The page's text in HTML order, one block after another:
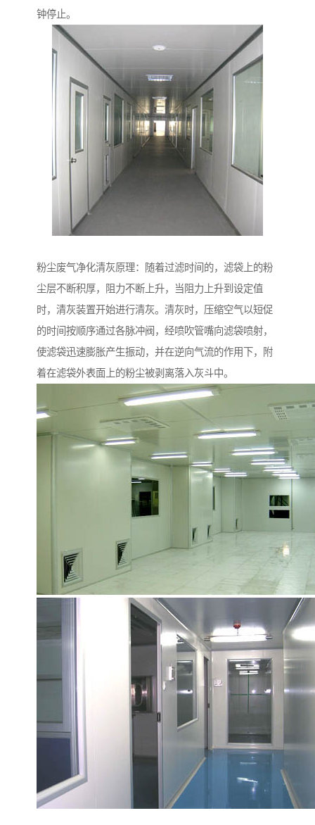
钟停止。
粉尘废气净化清灰原理：随着过滤时间的，滤袋上的粉
尘层不断积厚，阻力不断上升，当阻力上升到设定值
时，清灰装置开始进行清灰。清灰时，压缩空气以短促
的时间按顺序通过各脉冲阀，经喷吹管嘴向滤袋喷射，
使滤袋迅速膨胀产生振动，并在逆向气流的作用下，附
着在滤袋外表面上的粉尘被剥离落入灰斗中。